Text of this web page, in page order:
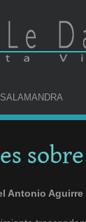
SALAMANDRA
Antonio Aguirre